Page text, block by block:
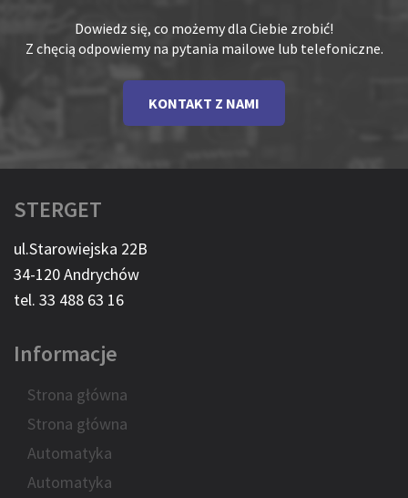
Dowiedz się, co możemy dla Ciebie zrobić!
Z chęcią odpowiemy na pytania mailowe lub telefoniczne.
KONTAKT Z NAMI
STERGET
ul.Starowiejska 22B
34-120 Andrychów
tel. 33 488 63 16
Informacje
Strona główna
Strona główna
Automatyka
Automatyka